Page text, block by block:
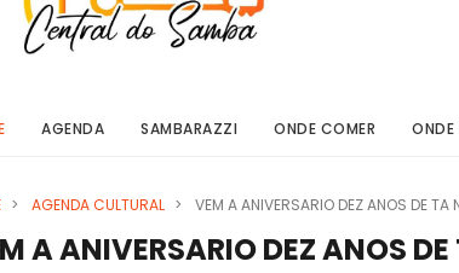
AGENDA SAMBARAZZI ONDE COMER ONDE
> AGENDA CULTURAL > VEM A ANIVERSARIO DEZ ANOS DE TA
A ANIVERSARIO DEZ ANOS